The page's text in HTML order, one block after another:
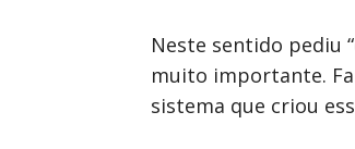
Neste sentido pediu
muito importante.
sistema que criou